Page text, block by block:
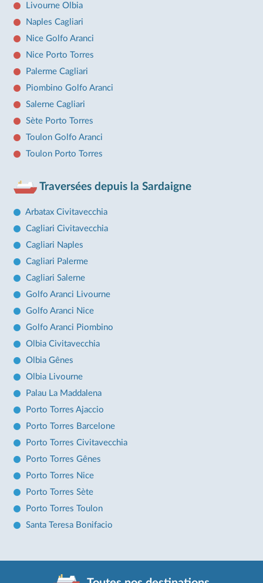
Livourne Olbia
Naples Cagliari
Nice Golfo Aranci
Nice Porto Torres
Palerme Cagliari
Piombino Golfo Aranci
Salerne Cagliari
Sète Porto Torres
Toulon Golfo Aranci
Toulon Porto Torres
Traversées depuis la Sardaigne
Arbatax Civitavecchia
Cagliari Civitavecchia
Cagliari Naples
Cagliari Palerme
Cagliari Salerne
Golfo Aranci Livourne
Golfo Aranci Nice
Golfo Aranci Piombino
Olbia Civitavecchia
Olbia Gênes
Olbia Livourne
Palau La Maddalena
Porto Torres Ajaccio
Porto Torres Barcelone
Porto Torres Civitavecchia
Porto Torres Gênes
Porto Torres Nice
Porto Torres Sète
Porto Torres Toulon
Santa Teresa Bonifacio